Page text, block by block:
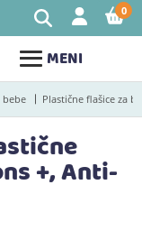
MENI
0
bebe Plastične flašice za
+, Anti-